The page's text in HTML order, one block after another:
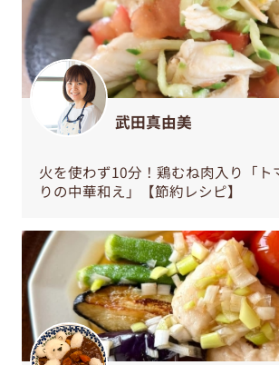
武田真由美
火を使わず10分！鶏むね肉入り「ト
りの中華和え」【節約レシピ】